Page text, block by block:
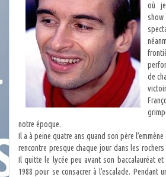
où
show
de
notre époque.
Il a à peine quatre ans quand son père
rencontre presque chaque jour dans les
Il quitte le lycée peu avant son baccalauréat et
1988 pour se consacrer à l’escalade. Pendant